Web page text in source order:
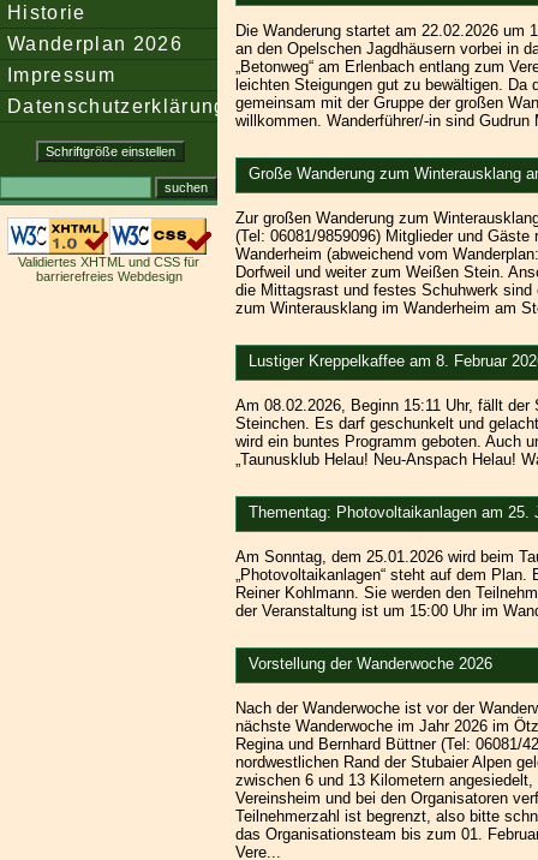
Historie
Wanderplan 2026
Impressum
Datenschutzerklärung
Validiertes XHTML und CSS für
barrierefreies Webdesign
Die Wanderung startet am 22.02.2026 um
an den Opelschen Jagdhäusern vorbei in
„Betonweg“ am Erlenbach entlang zum
leichten Steigungen gut zu bewältigen.
gemeinsam mit der Gruppe der großen
willkommen. Wanderführer/-in sind
Große Wanderung zum Winterausklang
Zur großen Wanderung zum
(Tel: 06081/9859096) Mitglieder und
Wanderheim (abweichend vom
Dorfweil und weiter zum Weißen Stein.
die Mittagsrast und festes Schuhwerk
zum Winterausklang im Wanderheim am
Lustiger Kreppelkaffee am 8. Februar
Am 08.02.2026, Beginn 15:11 Uhr, fällt
Steinchen. Es darf geschunkelt und
wird ein buntes Programm geboten. Auch
„Taunusklub Helau! Neu-Anspach Helau!
Thementag: Photovoltaikanlagen am 25.
Am Sonntag, dem 25.01.2026 wird beim
„Photovoltaikanlagen“ steht auf dem
Reiner Kohlmann. Sie werden den
der Veranstaltung ist um 15:00 Uhr im
Vorstellung der Wanderwoche 2026
Nach der Wanderwoche ist vor der
nächste Wanderwoche im Jahr 2026 im
Regina und Bernhard Büttner (Tel:
nordwestlichen Rand der Stubaier Alpen
zwischen 6 und 13 Kilometern
Vereinsheim und bei den Organisatoren
Teilnehmerzahl ist begrenzt, also bitte
das Organisationsteam bis zum 01.
Vere...